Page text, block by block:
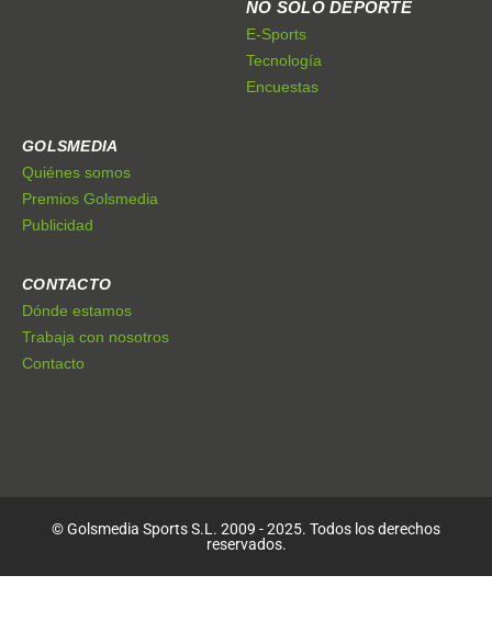
NO SÓLO DEPORTE
E-Sports
Tecnología
Encuestas
GOLSMEDIA
Quiénes somos
Premios Golsmedia
Publicidad
CONTACTO
Dónde estamos
Trabaja con nosotros
Contacto
© Golsmedia Sports S.L. 2009 - 2025. Todos los derechos
reservados.